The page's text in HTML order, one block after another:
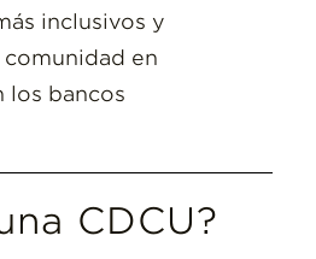
inclusivos y
en
los bancos
CDCU?